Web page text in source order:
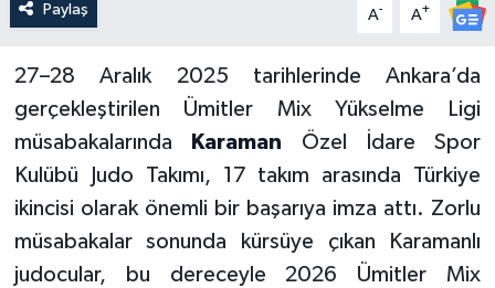
Paylaş A- A+
27–28 Aralık 2025 tarihlerinde Ankara’da
gerçekleştirilen Ümitler Mix Yükselme Ligi
müsabakalarında
Karaman Özel İdare Spor
Kulübü Judo Takımı, 17 takım arasında Türkiye
ikincisi olarak önemli bir başarıya imza attı. Zorlu
müsabakalar sonunda kürsüye çıkan Karamanlı
judocular, bu dereceyle 2026 Ümitler Mix